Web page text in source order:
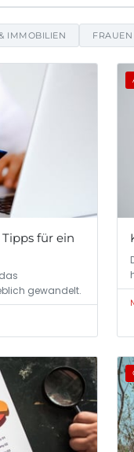
IMMOBILIEN
für ein
gewandelt.